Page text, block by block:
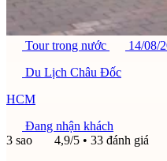
Tour trong nước
14/08/
Du Lịch Châu Đốc
HCM
Đang nhận khách
3 sao
4,9/5 • 33 đánh giá